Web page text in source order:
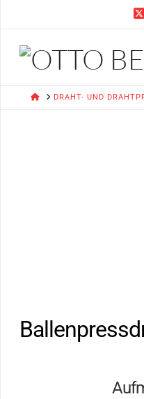
HOMEDRAHT- UND